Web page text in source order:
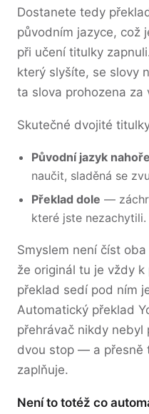
Dostanete tedy
původním jazyce, což
při učení titulky
který slyšíte, se slovy
ta slova prohozena za
Skutečné dvojité
Původní jazyk nahoře
naučit, sladěná se
Překlad dole —
které jste nezachytili.
Smyslem není číst
že originál tu je vždy
překlad sedí pod ním
Automatický překlad
přehrávač nikdy nebyl
dvou stop — a přesně
zaplňuje.
Není to totéž co